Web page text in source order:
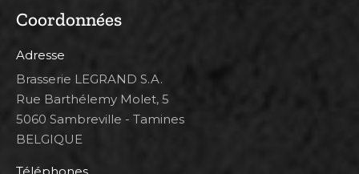
Coordonnées
Adresse
Brasserie LEGRAND S.A.
Rue Barthélemy Molet, 5
5060 Sambreville - Tamines
BELGIQUE